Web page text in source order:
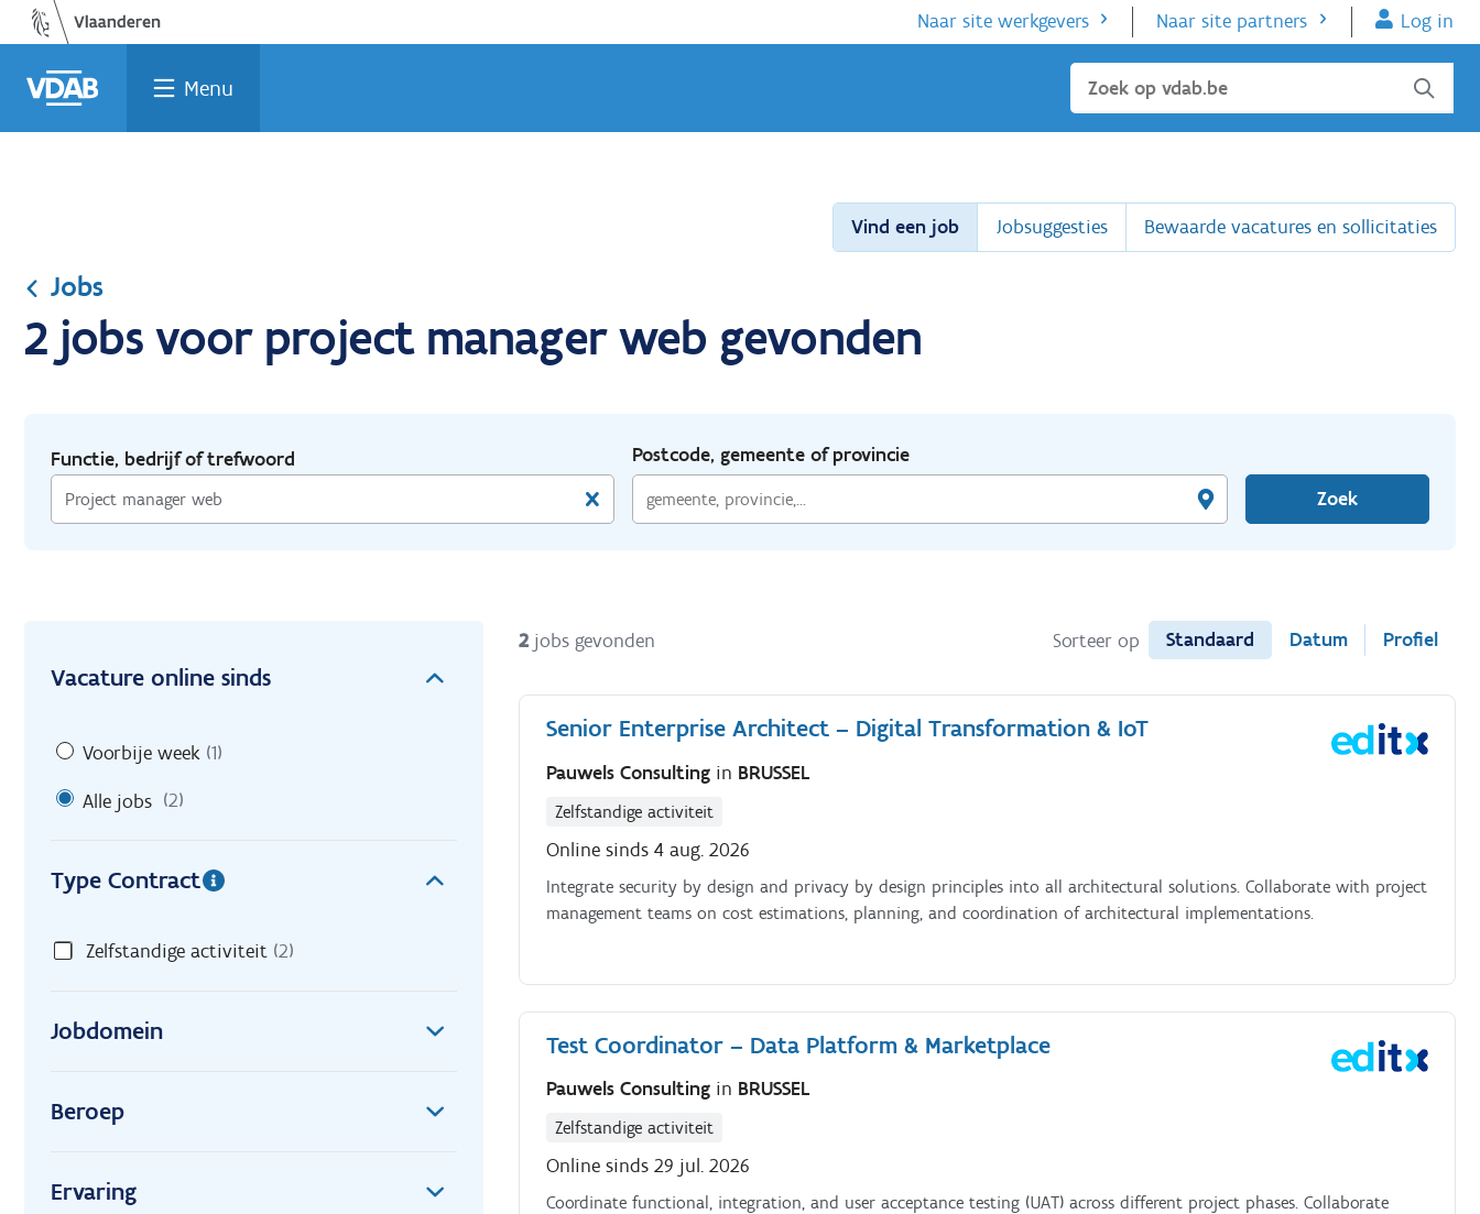
Ga
naar
de
inhoud
Vind
een
job
Vind
een
opleiding
Welke
job
past
bij
Terug
naar
home
Naar site werkgevers Naar site partners Log in
Menu Sluiten
Vind een job Jobsuggesties Bewaarde vacatures en sollicitaties
Jobs
2 jobs voor project manager web gevonden
Functie, bedrijf of trefwoord
Postcode, gemeente of provincie
Zoek
Vacature online sinds
Voorbije week (1)
Alle jobs (2)
Type Contract
Zelfstandige activiteit (2)
Jobdomein
Beroep
Ervaring
2 jobs gevonden Sorteer op Standaard Datum Profiel
Senior Enterprise Architect – Digital Transformation & IoT
Pauwels Consulting in BRUSSEL
Zelfstandige activiteit
Online sinds 4 aug. 2026
Integrate security by design and privacy by design principles into all architectural solutions. Collaborate with project
management teams on cost estimations, planning, and coordination of architectural implementations.
Test Coordinator – Data Platform & Marketplace
Pauwels Consulting in BRUSSEL
Zelfstandige activiteit
Online sinds 29 jul. 2026
Coordinate functional, integration, and user acceptance testing (UAT) across different project phases. Collaborate